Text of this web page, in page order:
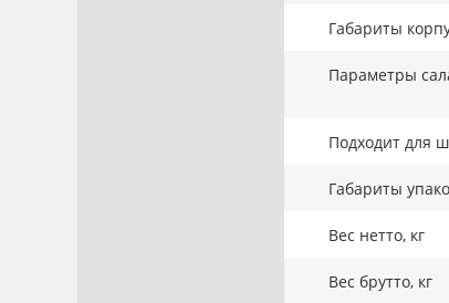
Габариты
Параметры
Подходит для
Габариты
Вес нетто, кг
Вес брутто, кг